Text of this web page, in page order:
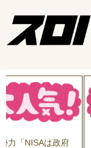
力「NISAは政府